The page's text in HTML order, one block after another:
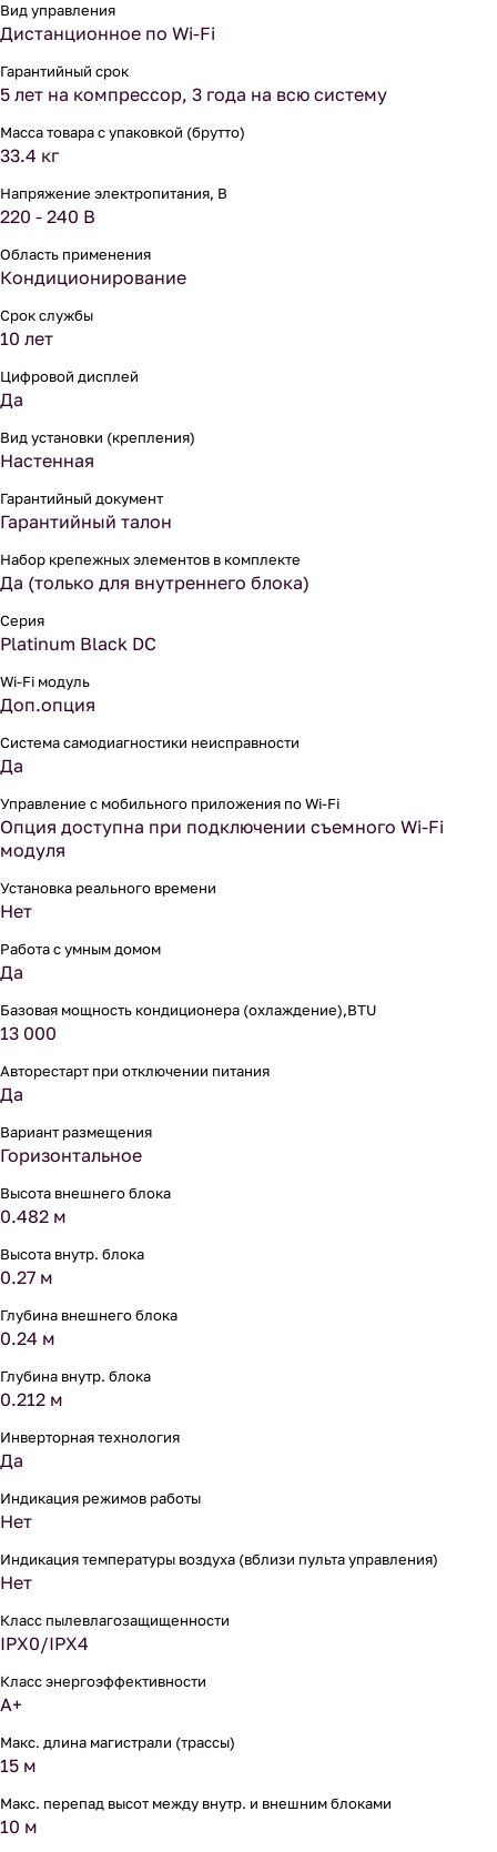
Вид управления
Дистанционное по Wi-Fi
Гарантийный срок
5 лет на компрессор, 3 года на всю систему
Масса товара с упаковкой (брутто)
33.4 кг
Напряжение электропитания, В
220 - 240 В
Область применения
Кондиционирование
Срок службы
10 лет
Цифровой дисплей
Да
Вид установки (крепления)
Настенная
Гарантийный документ
Гарантийный талон
Набор крепежных элементов в комплекте
Да (только для внутреннего блока)
Серия
Platinum Black DC
Wi-Fi модуль
Доп.опция
Система самодиагностики неисправности
Да
Управление c мобильного приложения по Wi-Fi
Опция доступна при подключении съемного Wi-Fi
модуля
Установка реального времени
Нет
Работа с умным домом
Да
Базовая мощность кондиционера (охлаждение),BTU
13 000
Авторестарт при отключении питания
Да
Вариант размещения
Горизонтальное
Высота внешнего блока
0.482 м
Высота внутр. блока
0.27 м
Глубина внешнего блока
0.24 м
Глубина внутр. блока
0.212 м
Инверторная технология
Да
Индикация режимов работы
Нет
Индикация температуры воздуха (вблизи пульта управления)
Нет
Класс пылевлагозащищенности
IPX0/IPX4
Класс энергоэффективности
A+
Макс. длина магистрали (трассы)
15 м
Макс. перепад высот между внутр. и внешним блоками
10 м